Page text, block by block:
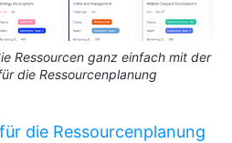
Ressourcen ganz einfach mit der
die Ressourcenplanung
die Ressourcenplanung